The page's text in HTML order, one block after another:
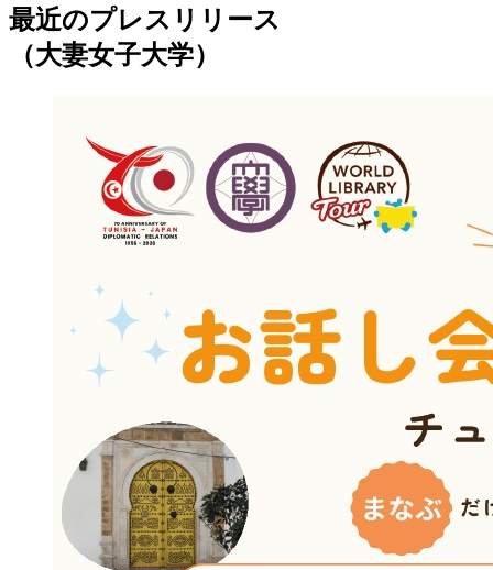
最近のプレスリリース
（大妻女子大学）